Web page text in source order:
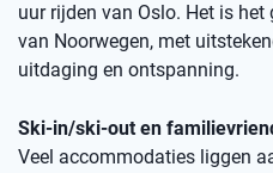
uur rijden van Oslo. Het is
van Noorwegen, met
uitdaging en ontspanning.
Ski-in/ski-out en
Veel accommodaties liggen